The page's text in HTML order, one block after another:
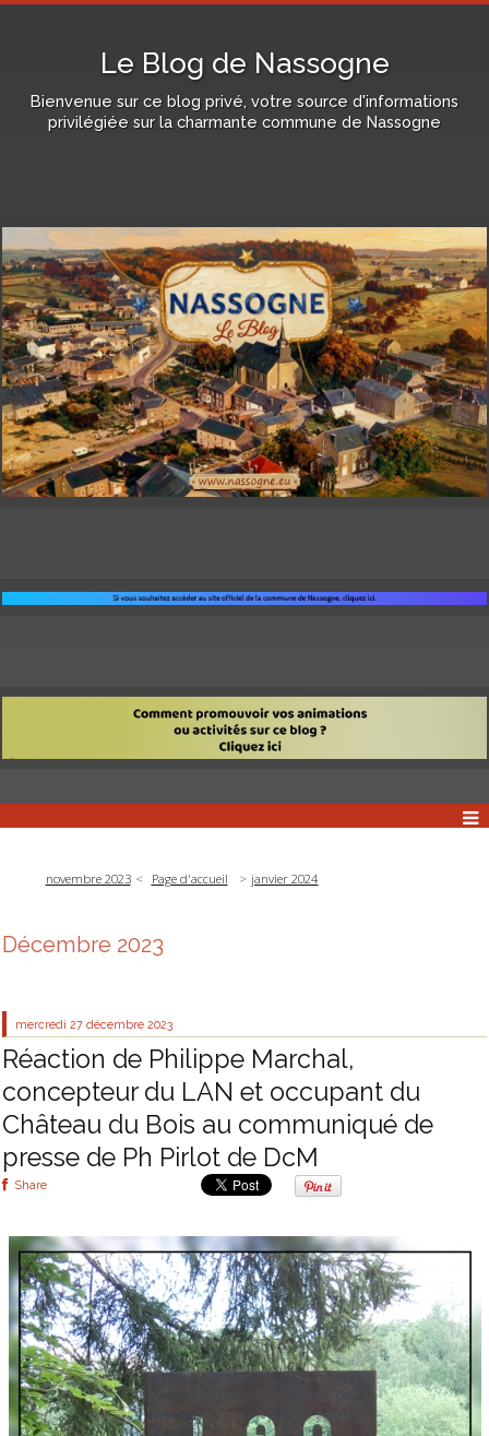
Le Blog de Nassogne
Bienvenue sur ce blog privé, votre source d'informations
privilégiée sur la charmante commune de Nassogne
novembre 2023 Page d'accueil janvier 2024
Décembre 2023
mercredi 27 décembre 2023
Réaction de Philippe Marchal,
concepteur du LAN et occupant du
Château du Bois au communiqué de
presse de Ph Pirlot de DcM
Share